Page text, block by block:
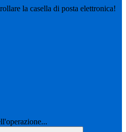
la casella di posta elettronica!